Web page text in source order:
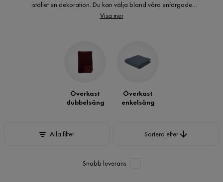
istället en dekoration. Du kan välja bland våra enfärgade
överkast av god kvalitet och kombinera med färgglada kuddar
våra överkast billigt. Ett snyggt överkast kan göra så mycket för
sovrummet. Med ett billigt överkast finns det rum för att byta säng
överkast efter årstider eller humör.
Visa mer
Överkast
dubbelsäng
Överkast
enkelsäng
Alla filter Sortera efter
Snabb leverans